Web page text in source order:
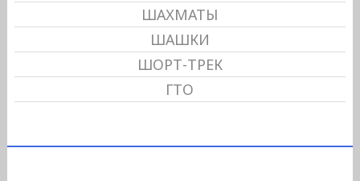
ШАХМАТЫ
ШАШКИ
ШОРТ-ТРЕК
ГТО